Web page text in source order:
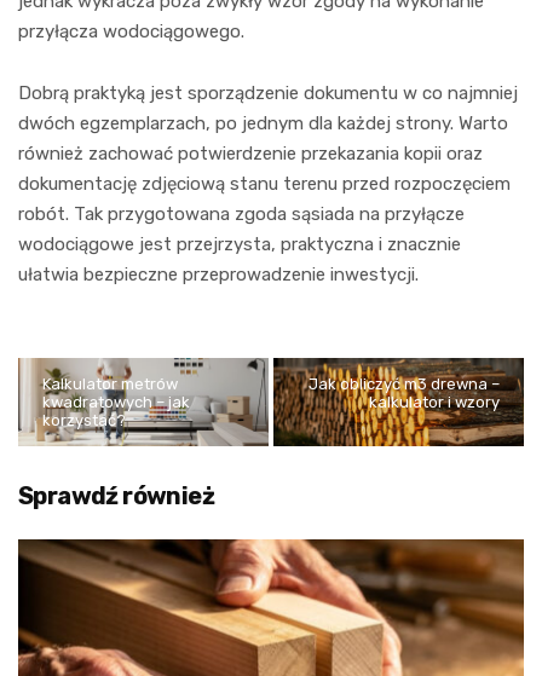
przyłącza wodociągowego.
Dobrą praktyką jest sporządzenie dokumentu w co najmniej
dwóch egzemplarzach, po jednym dla każdej strony. Warto
również zachować potwierdzenie przekazania kopii oraz
dokumentację zdjęciową stanu terenu przed rozpoczęciem
robót. Tak przygotowana zgoda sąsiada na przyłącze
wodociągowe jest przejrzysta, praktyczna i znacznie
ułatwia bezpieczne przeprowadzenie inwestycji.
Kalkulator metrów
kwadratowych – jak
korzystać?
Jak obliczyć m3 drewna –
kalkulator i wzory
Sprawdź również